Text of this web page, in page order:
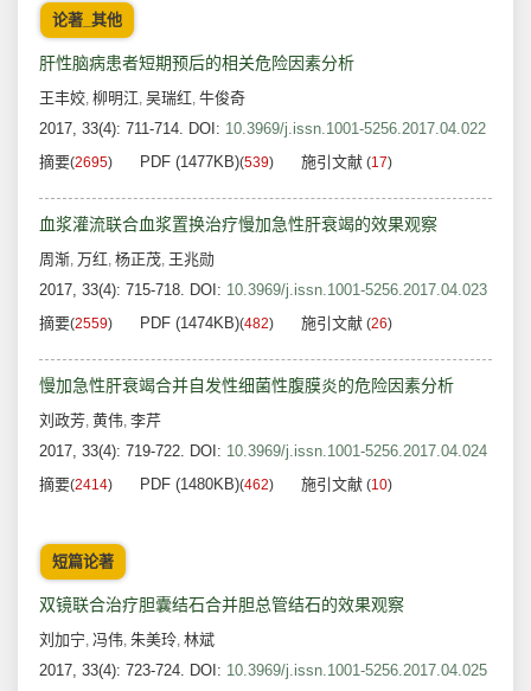
论著_其他
肝性脑病患者短期预后的相关危险因素分析
王丰姣, 柳明江, 吴瑞红, 牛俊奇
2017, 33(4): 711-714. DOI: 10.3969/j.issn.1001-5256.2017.04.022
摘要(2695) PDF (1477KB)(539) 施引文献 (17)
血浆灌流联合血浆置换治疗慢加急性肝衰竭的效果观察
周渐, 万红, 杨正茂, 王兆勋
2017, 33(4): 715-718. DOI: 10.3969/j.issn.1001-5256.2017.04.023
摘要(2559) PDF (1474KB)(482) 施引文献 (26)
慢加急性肝衰竭合并自发性细菌性腹膜炎的危险因素分析
刘政芳, 黄伟, 李芹
2017, 33(4): 719-722. DOI: 10.3969/j.issn.1001-5256.2017.04.024
摘要(2414) PDF (1480KB)(462) 施引文献 (10)
短篇论著
双镜联合治疗胆囊结石合并胆总管结石的效果观察
刘加宁, 冯伟, 朱美玲, 林斌
2017, 33(4): 723-724. DOI: 10.3969/j.issn.1001-5256.2017.04.025